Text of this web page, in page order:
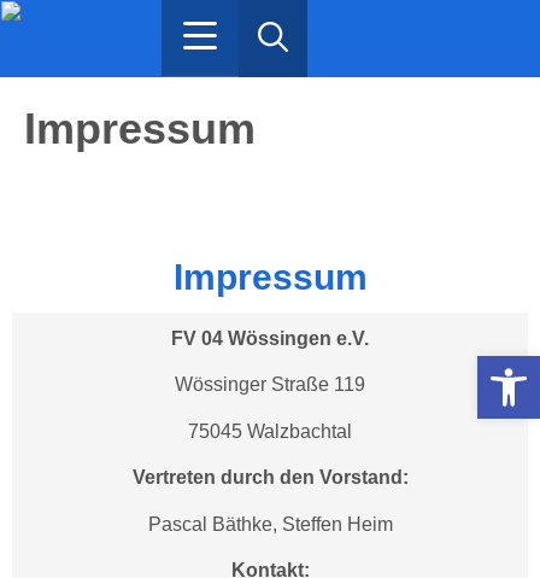
Impressum
Impressum
FV 04 Wössingen e.V.
Wössinger Straße 119
75045 Walzbachtal
Vertreten durch den Vorstand:
Pascal Bäthke, Steffen Heim
Kontakt: